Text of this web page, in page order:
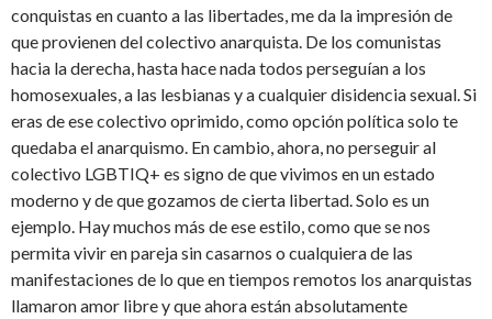
conquistas en cuanto a las libertades, me da la impresión de
que provienen del colectivo anarquista. De los comunistas
hacia la derecha, hasta hace nada todos perseguían a los
homosexuales, a las lesbianas y a cualquier disidencia sexual. Si
eras de ese colectivo oprimido, como opción política solo te
quedaba el anarquismo. En cambio, ahora, no perseguir al
colectivo LGBTIQ+ es signo de que vivimos en un estado
moderno y de que gozamos de cierta libertad. Solo es un
ejemplo. Hay muchos más de ese estilo, como que se nos
permita vivir en pareja sin casarnos o cualquiera de las
manifestaciones de lo que en tiempos remotos los anarquistas
llamaron amor libre y que ahora están absolutamente